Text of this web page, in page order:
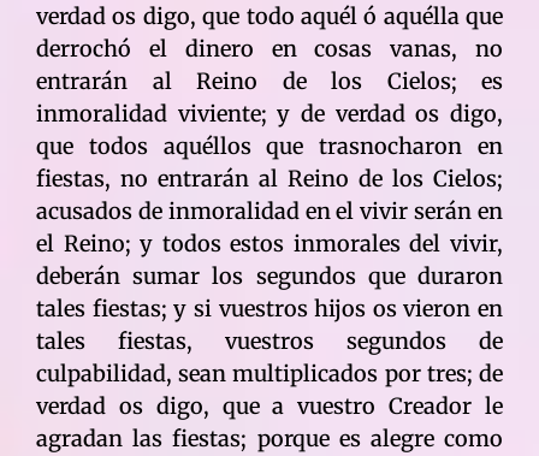
verdad os digo, que todo aquél ó aquélla que
derrochó el dinero en cosas vanas, no
entrarán al Reino de los Cielos; es
inmoralidad viviente; y de verdad os digo,
que todos aquéllos que trasnocharon en
fiestas, no entrarán al Reino de los Cielos;
acusados de inmoralidad en el vivir serán en
el Reino; y todos estos inmorales del vivir,
deberán sumar los segundos que duraron
tales fiestas; y si vuestros hijos os vieron en
tales fiestas, vuestros segundos de
culpabilidad, sean multiplicados por tres; de
verdad os digo, que a vuestro Creador le
agradan las fiestas; porque es alegre como